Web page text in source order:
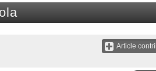
Article